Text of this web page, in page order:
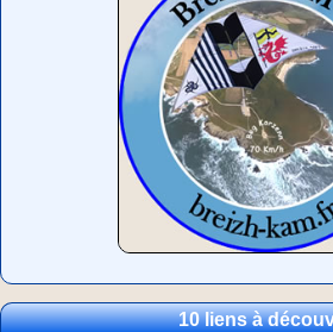
10 liens à